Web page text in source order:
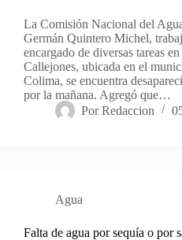
La Comisión Nacional del
Germán Quintero Michel,
encargado de diversas tareas
Callejones, ubicada en el
Colima, se encuentra
por la mañana. Agregó que…
Por Redaccion
Agua
Falta de agua por sequía o por